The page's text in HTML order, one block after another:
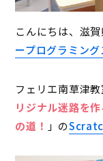
こんにちは、滋
ープログラミン
フェリエ南草津
リジナル迷路を作
の道！ 」の